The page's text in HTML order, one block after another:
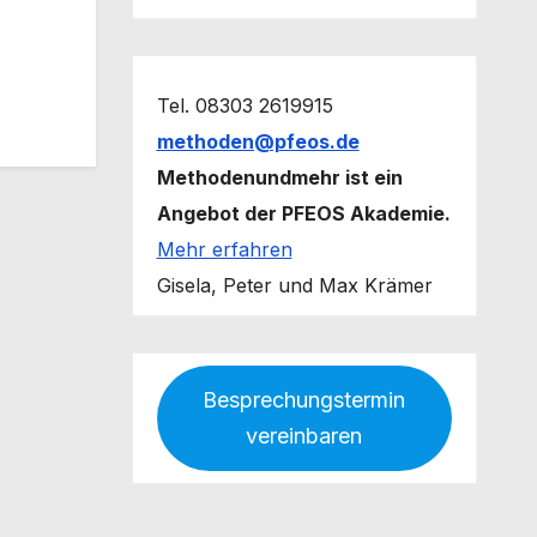
Tel. 08303 2619915
methoden@pfeos.de
Methodenundmehr ist ein
Angebot der PFEOS Akademie.
Mehr erfahren
Gisela, Peter und Max Krämer
Besprechungstermin
vereinbaren